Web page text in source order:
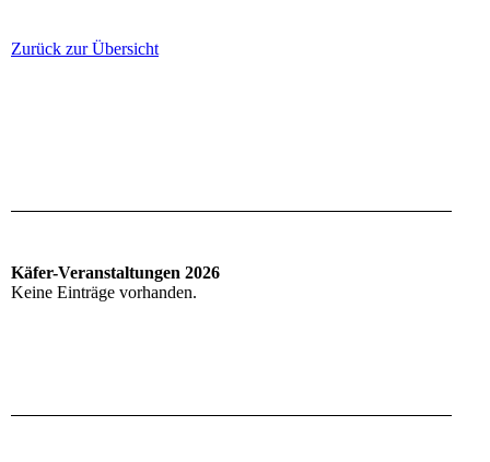
Zurück zur Übersicht
Käfer-Veranstaltungen 2026
Keine Einträge vorhanden.